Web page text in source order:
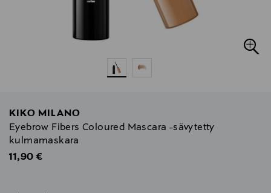
KIKO MILANO
Eyebrow Fibers Coloured Mascara -sävytetty
kulmamaskara
Original Price
11,90 €